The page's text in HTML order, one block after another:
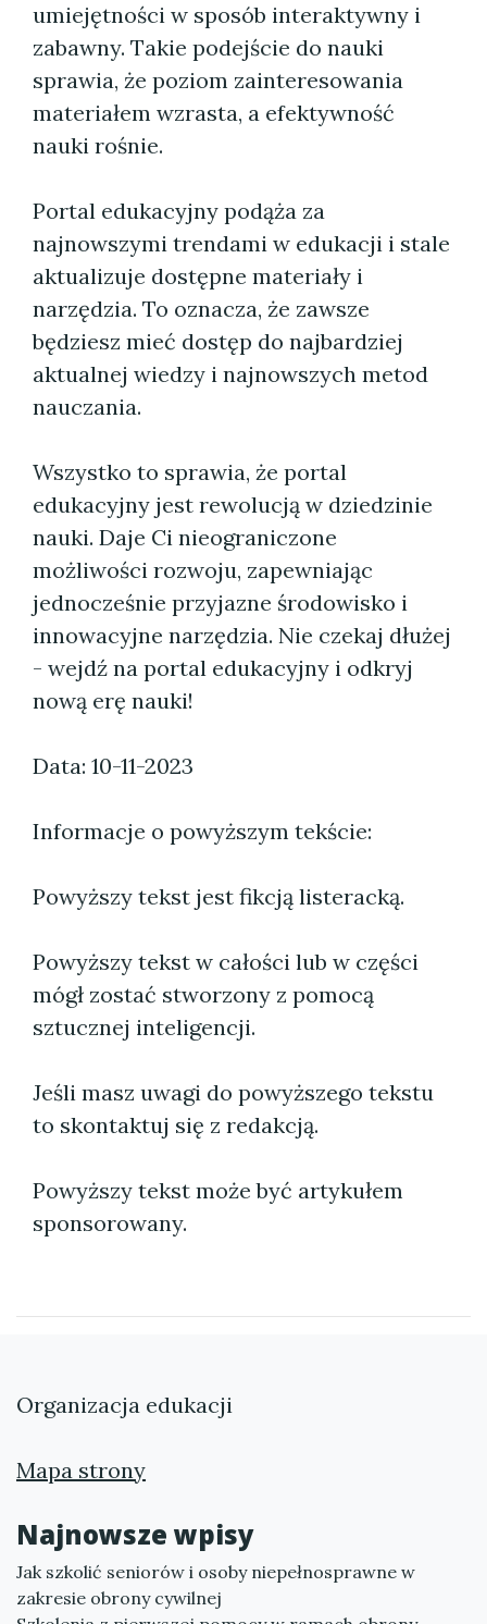
umiejętności w sposób interaktywny i
zabawny. Takie podejście do nauki
sprawia, że poziom zainteresowania
materiałem wzrasta, a efektywność
nauki rośnie.
Portal edukacyjny podąża za
najnowszymi trendami w edukacji i stale
aktualizuje dostępne materiały i
narzędzia. To oznacza, że zawsze
będziesz mieć dostęp do najbardziej
aktualnej wiedzy i najnowszych metod
nauczania.
Wszystko to sprawia, że portal
edukacyjny jest rewolucją w dziedzinie
nauki. Daje Ci nieograniczone
możliwości rozwoju, zapewniając
jednocześnie przyjazne środowisko i
innowacyjne narzędzia. Nie czekaj dłużej
- wejdź na portal edukacyjny i odkryj
nową erę nauki!
Data: 10-11-2023
Informacje o powyższym tekście:
Powyższy tekst jest fikcją listeracką.
Powyższy tekst w całości lub w części
mógł zostać stworzony z pomocą
sztucznej inteligencji.
Jeśli masz uwagi do powyższego tekstu
to skontaktuj się z redakcją.
Powyższy tekst może być artykułem
sponsorowany.
Organizacja edukacji
Mapa strony
Najnowsze wpisy
Jak szkolić seniorów i osoby niepełnosprawne w
zakresie obrony cywilnej